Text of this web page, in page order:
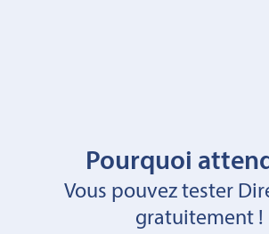
Pourquoi
Vous pouvez tester
gratuitement !